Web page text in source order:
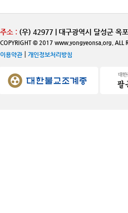
주소 : (우) 42977 | 대구광역시 달성군 옥
COPYRIGHT © 2017 www.yongyeonsa.org. ALL
이용약관| 개인정보처리방침